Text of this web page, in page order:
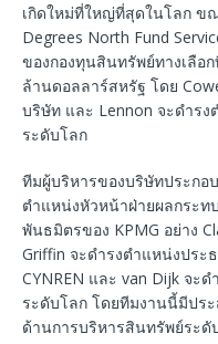
เกิดใหม่ที่ใหญ่ที่สุดในโลก ข
Degrees North Fund
ของกองทุนสินทรัพย์ทางเลือ
ล้านดอลลาร์สหรัฐ โดย
บริษัท และ Lennon จะดำร
ระดับโลก
ทีมผู้บริหารของบริษัทประกอ
ตำแหน่งหัวหน้าฝ่ายผลกระ
พันธมิตรของ KPMG อย่าง
Griffin จะดำรงตำแหน่งประ
CYNREN และ van Dijk จะ
ระดับโลก โดยทีมงานนี้มีปร
ด้านการบริหารสินทรัพย์ระดั